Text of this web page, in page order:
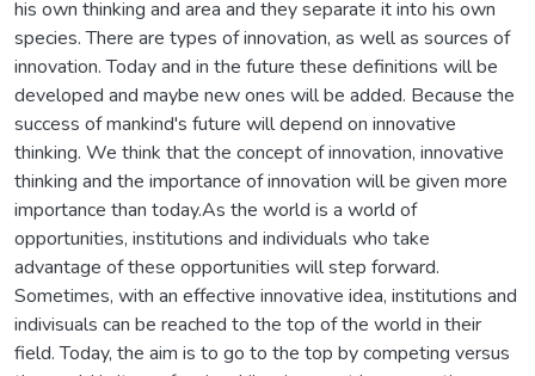
his own thinking and area and they separate it into his own
species. There are types of innovation, as well as sources of
innovation. Today and in the future these definitions will be
developed and maybe new ones will be added. Because the
success of mankind's future will depend on innovative
thinking. We think that the concept of innovation, innovative
thinking and the importance of innovation will be given more
importance than today.As the world is a world of
opportunities, institutions and individuals who take
advantage of these opportunities will step forward.
Sometimes, with an effective innovative idea, institutions and
indivisuals can be reached to the top of the world in their
field. Today, the aim is to go to the top by competing versus